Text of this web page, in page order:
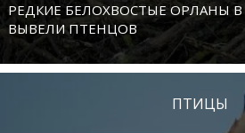
РЕДКИЕ БЕЛОХВОСТЫЕ ОРЛАНЫ В
ВЫВЕЛИ ПТЕНЦОВ
ПТИЦЫ